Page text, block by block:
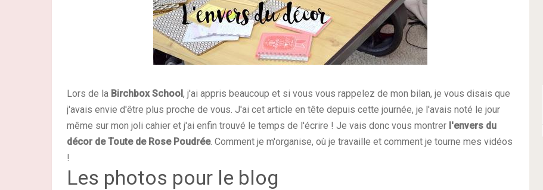
Lors de la Birchbox School, j'ai appris beaucoup et si vous vous rappelez de mon bilan, je vous disais que
j'avais envie d'être plus proche de vous. J'ai cet article en tête depuis cette journée, je l'avais noté le jour
même sur mon joli cahier et j'ai enfin trouvé le temps de l'écrire ! Je vais donc vous montrer l'envers du
décor de Toute de Rose Poudrée. Comment je m'organise, où je travaille et comment je tourne mes vidéos
!
Les photos pour le blog